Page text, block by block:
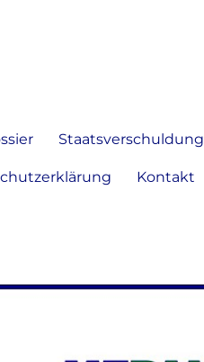
Staatsverschuldung
Kontakt